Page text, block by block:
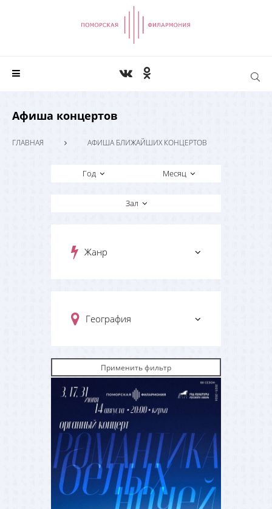
Афиша концертов
ГЛАВНАЯ АФИША БЛИЖАЙШИХ КОНЦЕРТОВ
Год Месяц
Зал
Жанр
География